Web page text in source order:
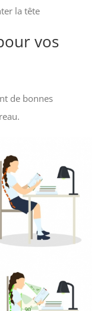
la tête
vos
de bonnes